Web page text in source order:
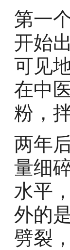
第一
开始
可见
在中
粉，
两年
量细
水平
外的
劈裂